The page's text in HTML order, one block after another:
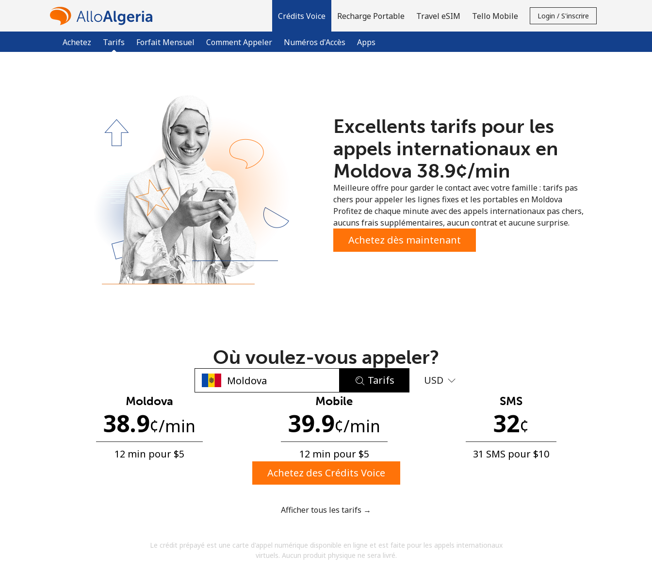
Crédits Voice
Achetez Tarifs Forfait Mensuel Comment Appeler Numéros d'Accès Apps
Recharge Portable Travel eSIM Tello Mobile Login / S'inscrire
Vous avez déjà un compte?Connectez-vous →
S'enregistrer avec
Aucun mot de passe créé
8 caractères minimum
Une lettre majuscule et une lettre minuscule
Un caractère spécial
offres.
Excellents tarifs pour les
appels internationaux en
Moldova ⁦38.9¢⁩/min
Meilleure offre pour garder le contact avec votre famille : tarifs pas
chers pour appeler les lignes fixes et les portables en Moldova
Profitez de chaque minute avec des appels internationaux pas chers,
aucuns frais supplémentaires, aucun contrat et aucune surprise.
Achetez dès maintenant
Où voulez-vous appeler?
Tarifs USD
Moldova
38.9¢/min
12 min pour ⁦$5⁩
Mobile
39.9¢/min
12 min pour ⁦$5⁩
SMS
32¢
31 SMS pour ⁦$10⁩
Achetez des Crédits Voice
Afficher tous les tarifs →
Le crédit prépayé est une carte d'appel numérique disponible en ligne et est faite pour les appels internationaux
virtuels. Aucun produit physique ne sera livré.